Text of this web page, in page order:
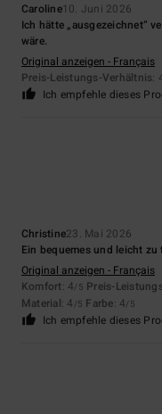
Caroline10. Juni 2026
Ich hätte „ausgezeichnet“
wäre.
Original anzeigen - Français
Preis-Leistungs-Verhältnis:
Ich empfehle dieses
Christine23. Mai 2026
Ein bequemes und leicht
Original anzeigen - Français
Komfort: 4/5 Preis-
Material: 4 /5 Farbe: 4/5
Ich empfehle dieses